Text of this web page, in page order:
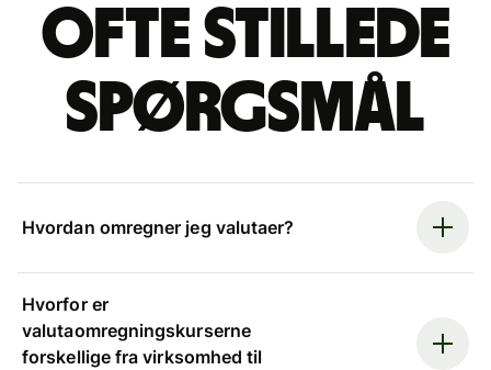
Ofte stillede
spørgsmål
Hvordan omregner jeg valutaer?
Hvorfor er
valutaomregningskurserne
forskellige fra virksomhed til